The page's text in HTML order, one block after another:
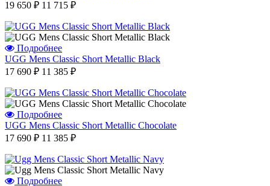
19 650 ₽ 11 715 ₽
Подробнее
UGG Mens Classic Short Metallic Black
17 690 ₽ 11 385 ₽
Подробнее
UGG Mens Classic Short Metallic Сhocolate
17 690 ₽ 11 385 ₽
Подробнее